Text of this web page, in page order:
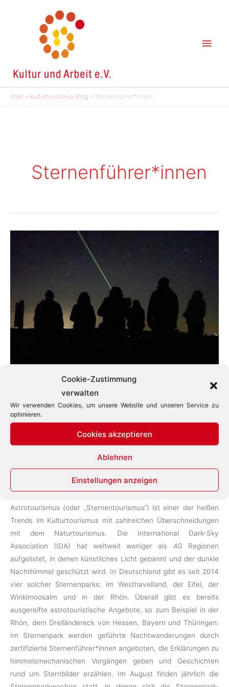
Cookie-Zustimmung
verwalten
Wir verwenden Cookies, um unsere Website und unseren Service zu
optimieren.
Cookies akzeptieren
Ablehnen
Einstellungen anzeigen
Start Kulturtourismus Blog Sternenführer*innen
Sternenführer*innen
Astrotourismus –
Sternenbeobachtung
als Reisegrund
September 5, 2023/Astrotourismus,Rhön
Projekt
Sternenpark
Astrotourismus (oder „Sternentourismus“) ist einer der heißen
Trends im Kulturtourismus mit zahlreichen Überschneidungen
mit dem Naturtourismus. Die International Dark-Sky
Association (IDA) hat weltweit weniger als 40 Regionen
aufgelistet, in denen künstliches Licht gebannt und der dunkle
Nachthimmel geschützt wird. In Deutschland gibt es seit 2014
vier solcher Sternenparks: im Westhavelland, der Eifel, der
Winklmoosalm und in der Rhön. Überall gibt es bereits
ausgereifte astrotouristische Angebote, so zum Beispiel in der
Rhön, dem Dreiländereck von Hessen, Bayern und Thüringen:
Im Sternenpark werden geführte Nachtwanderungen durch
zertifizierte Sternenführer*innen angeboten, die Erklärungen zu
himmelsmechanischen Vorgängen geben und Geschichten
rund um Sternbilder erzählen. Im August finden jährlich die